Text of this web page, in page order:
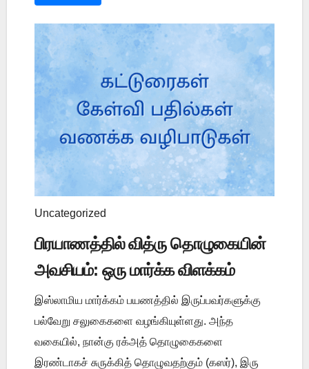
Uncategorized
பிரயாணத்தில் வித்ரு தொழுகையின்
அவசியம்: ஒரு மார்க்க விளக்கம்
இஸ்லாமிய மார்க்கம் பயணத்தில் இருப்பவர்களுக்கு
பல்வேறு சலுகைகளை வழங்கியுள்ளது. அந்த
வகையில், நான்கு ரக்அத் தொழுகைகளை
இரண்டாகச் சுருக்கித் தொழுவதற்கும் (கஸர்), இரு